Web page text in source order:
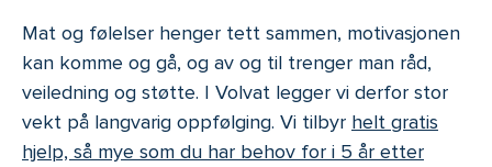
Mat og følelser henger tett sammen, motivasjonen
kan komme og gå, og av og til trenger man råd,
veiledning og støtte. I Volvat legger vi derfor stor
vekt på langvarig oppfølging. Vi tilbyr helt gratis
hjelp, så mye som du har behov for i 5 år etter